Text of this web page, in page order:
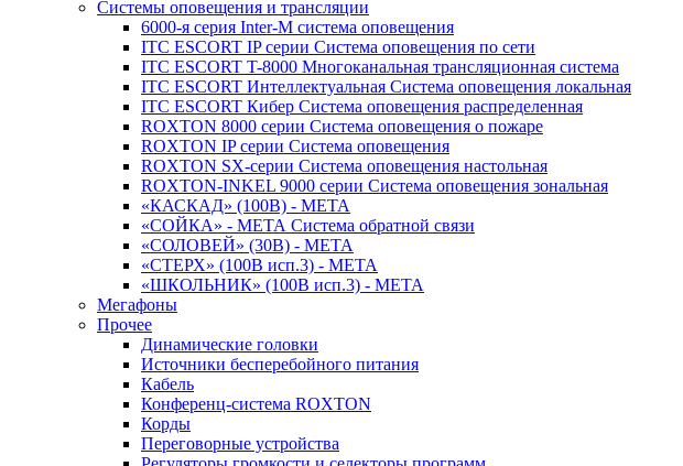
Системы оповещения и трансляции
6000-я серия Inter-M система оповещения
ITC ESCORT IP серии Система оповещения по сети
ITC ESCORT T-8000 Многоканальная трансляционная система
ITC ESCORT Интеллектуальная Система оповещения локальная
ITC ESCORT Кибер Система оповещения распределенная
ROXTON 8000 серии Система оповещения о пожаре
ROXTON IP серии Система оповещения
ROXTON SX-серии Система оповещения настольная
ROXTON-INKEL 9000 серии Система оповещения зональная
«КАСКАД» (100В) - МЕТА
«СОЙКА» - МЕТА Система обратной связи
«СОЛОВЕЙ» (30В) - МЕТА
«СТЕРХ» (100В исп.3) - МЕТА
«ШКОЛЬНИК» (100В исп.3) - МЕТА
Мегафоны
Прочее
Динамические головки
Источники бесперебойного питания
Кабель
Конференц-система ROXTON
Корды
Переговорные устройства